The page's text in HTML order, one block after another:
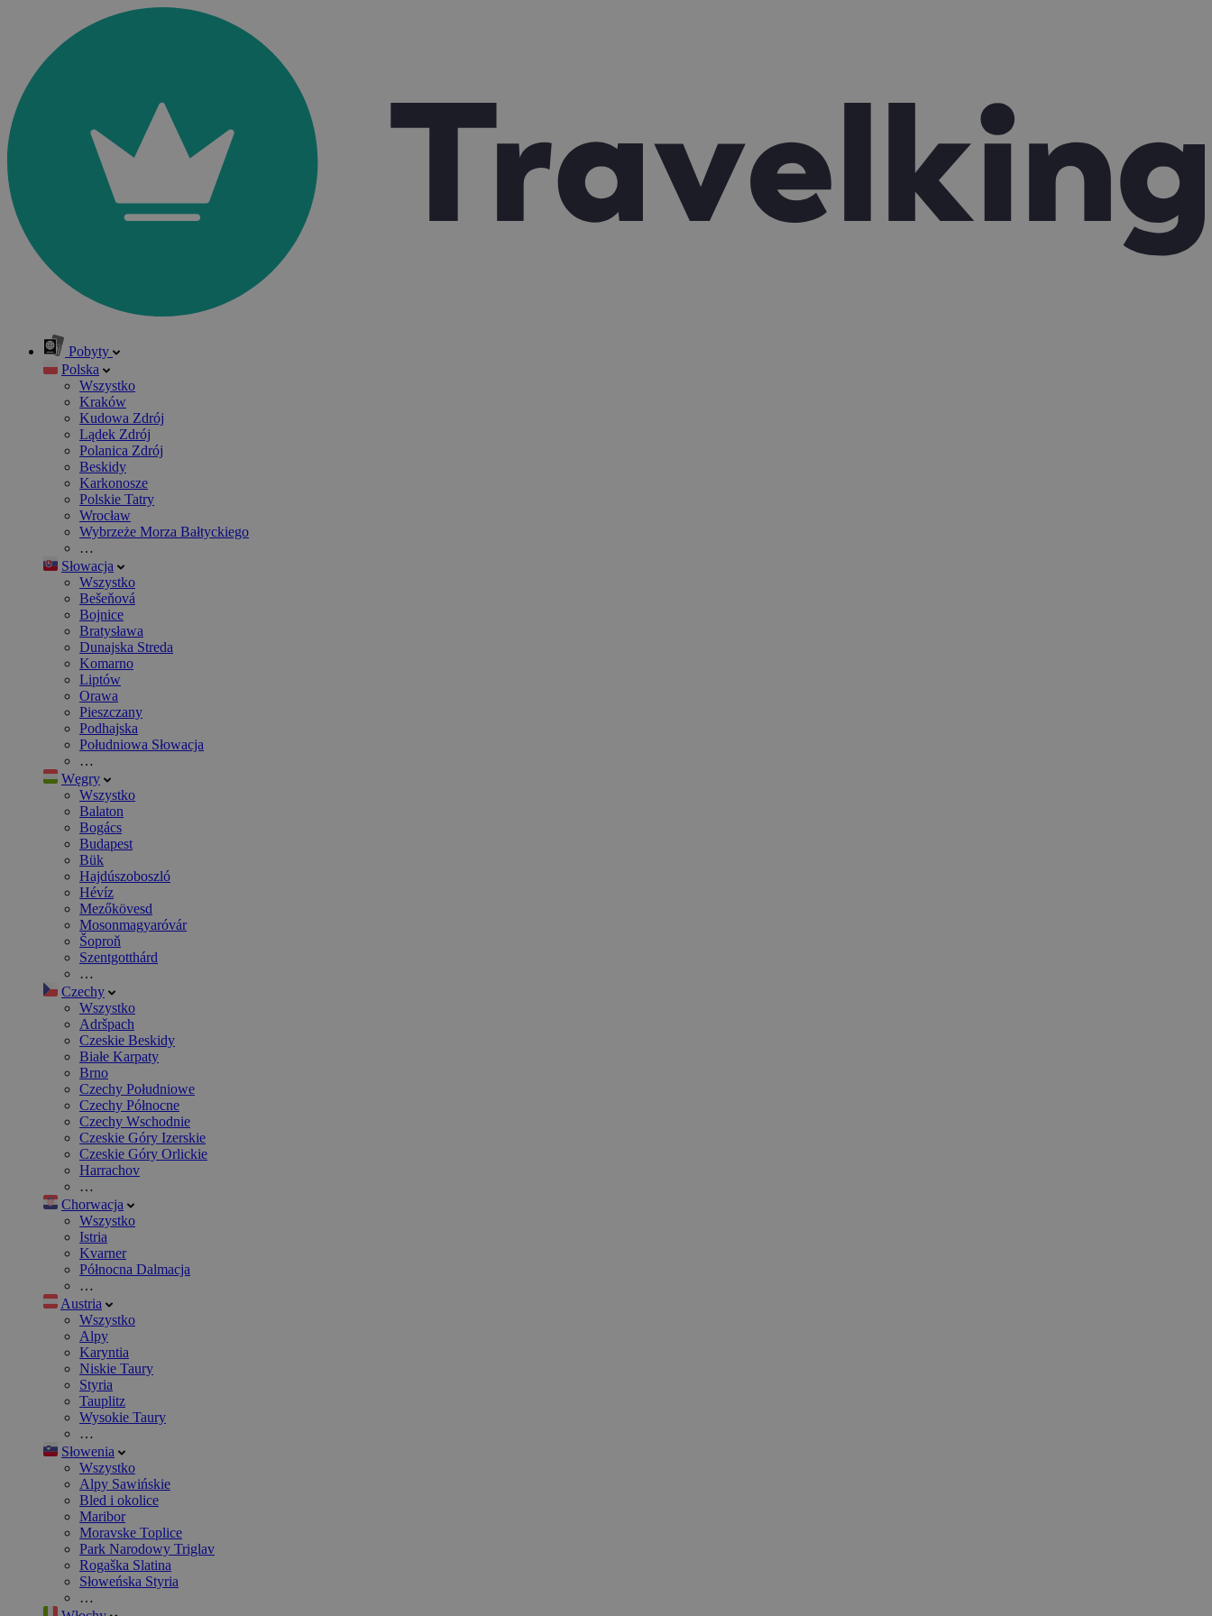
Pobyty
Polska
Wszystko
Kraków
Kudowa Zdrój
Lądek Zdrój
Polanica Zdrój
Beskidy
Karkonosze
Polskie Tatry
Wrocław
Wybrzeże Morza Bałtyckiego
…
Słowacja
Wszystko
Bešeňová
Bojnice
Bratysława
Dunajska Streda
Komarno
Liptów
Orawa
Pieszczany
Podhajska
Południowa Słowacja
…
Węgry
Wszystko
Balaton
Bogács
Budapest
Bük
Hajdúszoboszló
Hévíz
Mezőkövesd
Mosonmagyaróvár
Šoproň
Szentgotthárd
…
Czechy
Wszystko
Adršpach
Czeskie Beskidy
Białe Karpaty
Brno
Czechy Południowe
Czechy Północne
Czechy Wschodnie
Czeskie Góry Izerskie
Czeskie Góry Orlickie
Harrachov
…
Chorwacja
Wszystko
Istria
Kvarner
Północna Dalmacja
…
Austria
Wszystko
Alpy
Karyntia
Niskie Taury
Styria
Tauplitz
Wysokie Taury
…
Słowenia
Wszystko
Alpy Sawińskie
Bled i okolice
Maribor
Moravske Toplice
Park Narodowy Triglav
Rogaška Slatina
Słoweńska Styria
…